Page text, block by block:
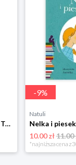
Harry Potter i Czara Ognia. Tom 4 Media rodzina
-9%
Natuli
10.00 zł11.00
*najniższa cena z